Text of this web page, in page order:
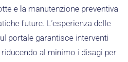
e la manutenzione preventiva
future. L’esperienza delle
portale garantisce interventi
al minimo i disagi per